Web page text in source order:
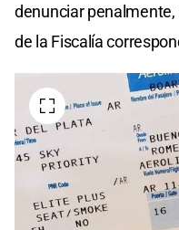
denunciar
de la Fiscalía